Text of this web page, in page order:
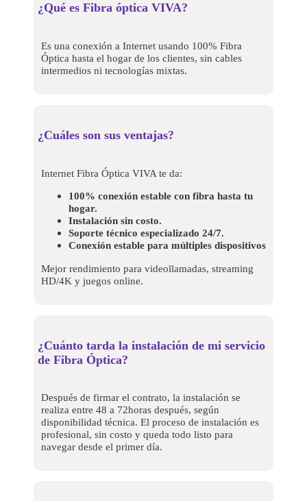
¿Qué es Fibra óptica VIVA?
Es una conexión a Internet usando 100% Fibra
Óptica hasta el hogar de los clientes, sin cables
intermedios ni tecnologías mixtas.
¿Cuáles son sus ventajas?
Internet Fibra Óptica VIVA te da:
100% conexión estable con fibra hasta tu
hogar.
Instalación sin costo.
Soporte técnico especializado 24/7.
Conexión estable para múltiples dispositivos
Mejor rendimiento para videollamadas, streaming
HD/4K y juegos online.
¿Cuánto tarda la instalación de mi servicio
de Fibra Óptica?
Después de firmar el contrato, la instalación se
realiza entre 48 a 72horas después, según
disponibilidad técnica. El proceso de instalación es
profesional, sin costo y queda todo listo para
navegar desde el primer día.